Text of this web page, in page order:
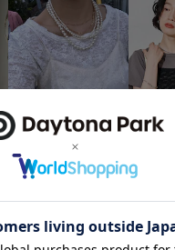
FREAK'S STORE
ストレッチレース Tシャ
2,754円 31%OFF
【セット
スキャミ
3,234